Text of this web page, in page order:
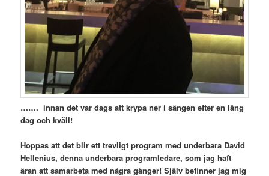
……. innan det var dags att krypa ner i sängen efter en lång
dag och kväll!
Hoppas att det blir ett trevligt program med underbara David
Hellenius, denna underbara programledare, som jag haft
äran att samarbeta med några gånger! Själv befinner jag mig